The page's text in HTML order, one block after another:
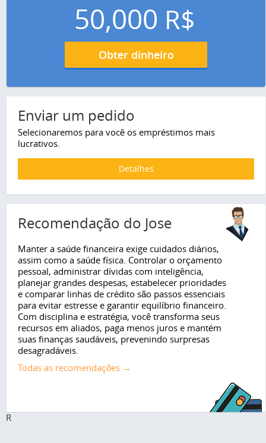
50,000 R$
Obter dinheiro
Enviar um pedido
Selecionaremos para você os empréstimos mais
lucrativos.
Detalhes
Recomendação do Jose
Manter a saúde financeira exige cuidados diários,
assim como a saúde física. Controlar o orçamento
pessoal, administrar dívidas com inteligência,
planejar grandes despesas, estabelecer prioridades
e comparar linhas de crédito são passos essenciais
para evitar estresse e garantir equilíbrio financeiro.
Com disciplina e estratégia, você transforma seus
recursos em aliados, paga menos juros e mantém
suas finanças saudáveis, prevenindo surpresas
desagradáveis.
Todas as recomendações →
R